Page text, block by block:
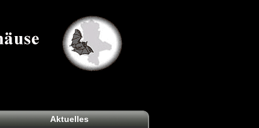
Aktuelles